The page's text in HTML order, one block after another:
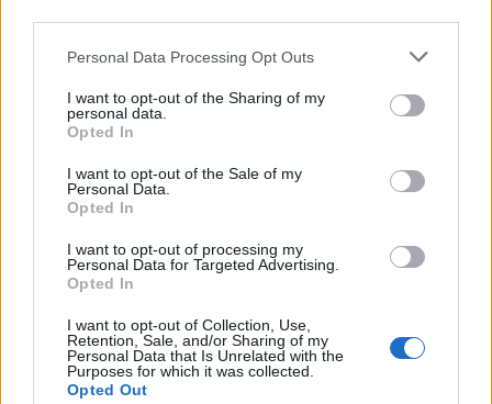
Personal Data Processing Opt Outs
I want to opt-out of the Sharing of my
personal data.
Opted In
I want to opt-out of the Sale of my
Personal Data.
Opted In
I want to opt-out of processing my
Personal Data for Targeted Advertising.
Opted In
I want to opt-out of Collection, Use,
Retention, Sale, and/or Sharing of my
Personal Data that Is Unrelated with the
Purposes for which it was collected.
Opted Out
aspettarsi
02/08/2024
ROMA BLINDATA
weekend da incubo. Si salvi chi
può
A Roma prove di «paralisi» per il
2 giugno. Capitale in tilt per
strade chiuse e traffico